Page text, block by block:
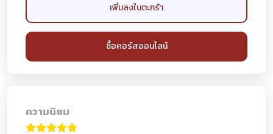
เพิ่มลงในตะกร้า
ซื้อคอร์สออนไลน์
ความนิยม